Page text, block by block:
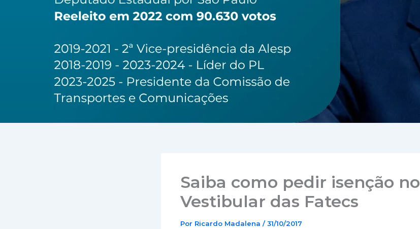
Saiba como pedir isenção no
Vestibular das Fatecs
Por Ricardo Madalena /31/10/2017